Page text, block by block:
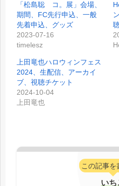
「松島聡 コ。展」会場、
期間、FC先行申込、一般
先着申込、グッズ
2023-07-16
timelesz
上田竜也ハロウィンフェス
2024、生配信、アーカイ
ブ、視聴チケット
2024-10-04
上田竜也
この記事を
いち